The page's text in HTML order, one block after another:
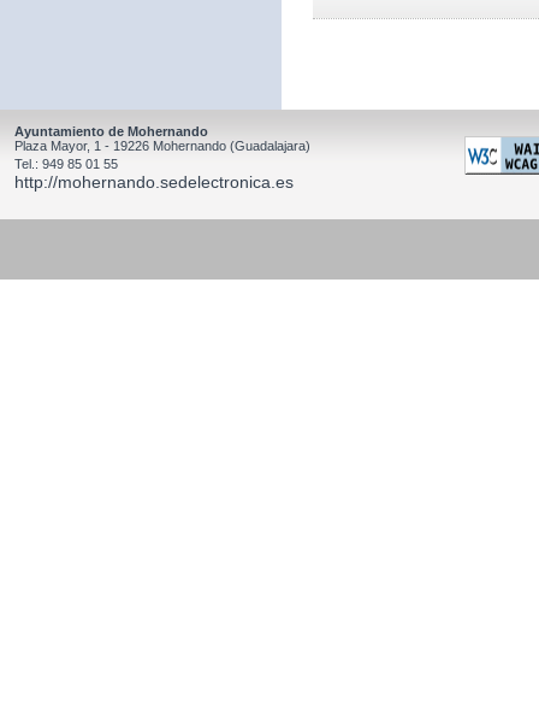
Ayuntamiento de Mohernando
Plaza Mayor, 1 - 19226 Mohernando (Guadalajara)
Tel.: 949 85 01 55
http://mohernando.sedelectronica.es